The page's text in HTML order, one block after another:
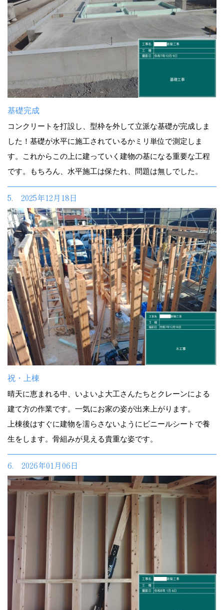
基礎完成
コンクリートを打設し、型枠を外して立派な基礎が完成しま
した！基礎が水平に施工されているかミリ単位で測定しま
す。これからこの上に建っていく建物の基になる重要な工程
です。もちろん、水平施工は保たれ、問題は無しでした。
5. 2025年12月18日
祝・上棟
晴天に恵まれる中、いよいよ大工さんたちとクレーンによる
建て方の作業です。一気にお家の姿が出来上がります。
上棟後はすぐに建物を濡らさないようにビニールシートで養
生をします。骨組みが見える貴重な姿です。
6. 2026年01月06日